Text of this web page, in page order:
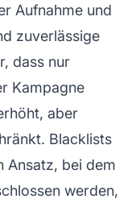
Aufnahme und
zuverlässige
dass nur
Kampagne
aber
Blacklists
Ansatz, bei dem
werden,